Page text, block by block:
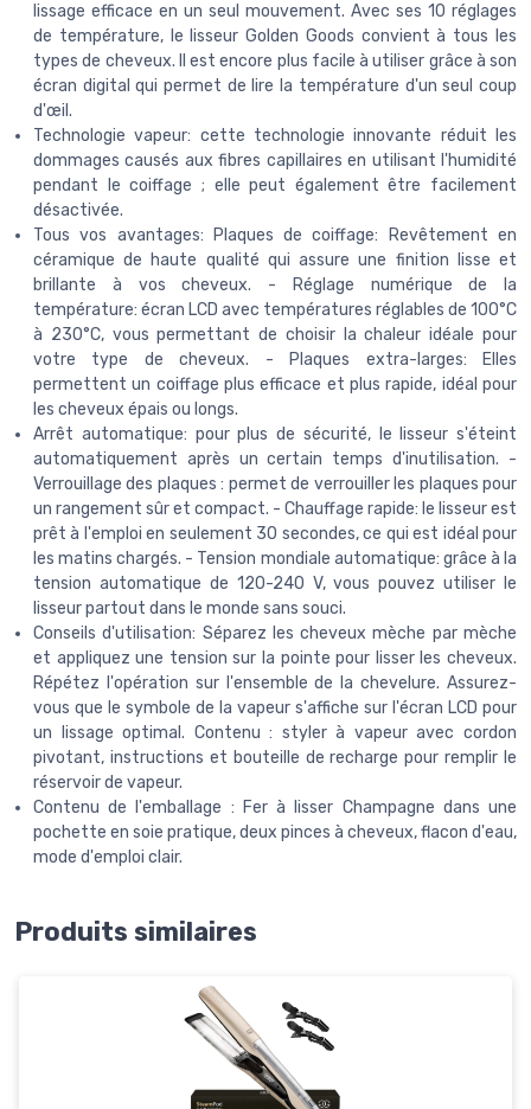
lissage efficace en un seul mouvement. Avec ses 10 réglages
de température, le lisseur Golden Goods convient à tous les
types de cheveux. Il est encore plus facile à utiliser grâce à son
écran digital qui permet de lire la température d'un seul coup
d'œil.
Technologie vapeur: cette technologie innovante réduit les
dommages causés aux fibres capillaires en utilisant l'humidité
pendant le coiffage ; elle peut également être facilement
désactivée.
Tous vos avantages: Plaques de coiffage: Revêtement en
céramique de haute qualité qui assure une finition lisse et
brillante à vos cheveux. - Réglage numérique de la
température: écran LCD avec températures réglables de 100°C
à 230°C, vous permettant de choisir la chaleur idéale pour
votre type de cheveux. - Plaques extra-larges: Elles
permettent un coiffage plus efficace et plus rapide, idéal pour
les cheveux épais ou longs.
Arrêt automatique: pour plus de sécurité, le lisseur s'éteint
automatiquement après un certain temps d'inutilisation. -
Verrouillage des plaques : permet de verrouiller les plaques pour
un rangement sûr et compact. - Chauffage rapide: le lisseur est
prêt à l'emploi en seulement 30 secondes, ce qui est idéal pour
les matins chargés. - Tension mondiale automatique: grâce à la
tension automatique de 120-240 V, vous pouvez utiliser le
lisseur partout dans le monde sans souci.
Conseils d'utilisation: Séparez les cheveux mèche par mèche
et appliquez une tension sur la pointe pour lisser les cheveux.
Répétez l'opération sur l'ensemble de la chevelure. Assurez-
vous que le symbole de la vapeur s'affiche sur l'écran LCD pour
un lissage optimal. Contenu : styler à vapeur avec cordon
pivotant, instructions et bouteille de recharge pour remplir le
réservoir de vapeur.
Contenu de l'emballage : Fer à lisser Champagne dans une
pochette en soie pratique, deux pinces à cheveux, flacon d'eau,
mode d'emploi clair.
Produits similaires